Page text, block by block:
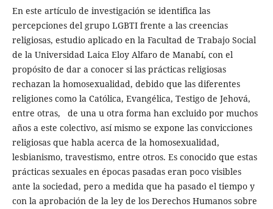
En este artículo de investigación se identifica las
percepciones del grupo LGBTI frente a las creencias
religiosas, estudio aplicado en la Facultad de Trabajo Social
de la Universidad Laica Eloy Alfaro de Manabí, con el
propósito de dar a conocer si las prácticas religiosas
rechazan la homosexualidad, debido que las diferentes
religiones como la Católica, Evangélica, Testigo de Jehová,
entre otras, de una u otra forma han excluido por muchos
años a este colectivo, así mismo se expone las convicciones
religiosas que habla acerca de la homosexualidad,
lesbianismo, travestismo, entre otros. Es conocido que estas
prácticas sexuales en épocas pasadas eran poco visibles
ante la sociedad, pero a medida que ha pasado el tiempo y
con la aprobación de la ley de los Derechos Humanos sobre